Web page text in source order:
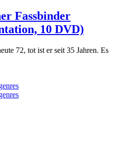
Fassbinder
10 DVD)
72, tot ist er seit 35 Jahren. Es